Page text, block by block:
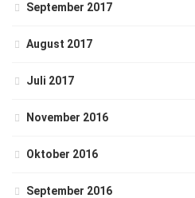
September 2017
August 2017
Juli 2017
November 2016
Oktober 2016
September 2016